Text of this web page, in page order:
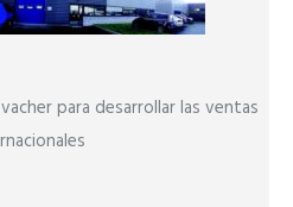
para desarrollar las ventas